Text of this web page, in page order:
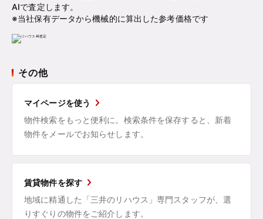
AIで査定します。
※当社保有データから機械的に算出した参考価格です
その他
マイページを使う
物件検索をもっと便利に。検索条件を保存すると、新着
物件をメールでお知らせします。
賃貸物件を探す
地域に精通した「三井のリハウス」専門スタッフが、選
りすぐりの物件をご紹介します。